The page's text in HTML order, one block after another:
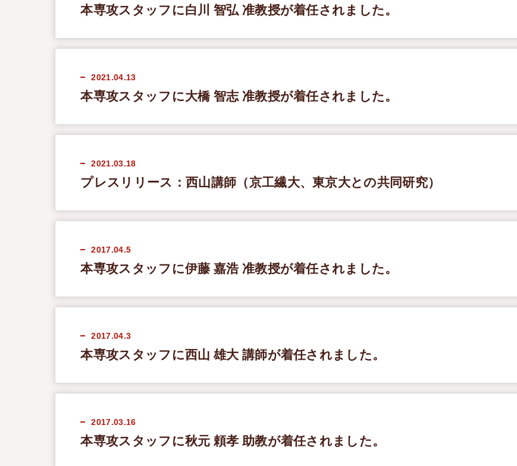
本専攻スタッフに白川 智弘 准教授が着任されました。
2021.04.13
本専攻スタッフに大橋 智志 准教授が着任されました。
2021.03.18
プレスリリース：西山講師（京工繊大、東京大との共同研究）
2017.04.5
本専攻スタッフに伊藤 嘉浩 准教授が着任されました。
2017.04.3
本専攻スタッフに西山 雄大 講師が着任されました。
2017.03.16
本専攻スタッフに秋元 頼孝 助教が着任されました。